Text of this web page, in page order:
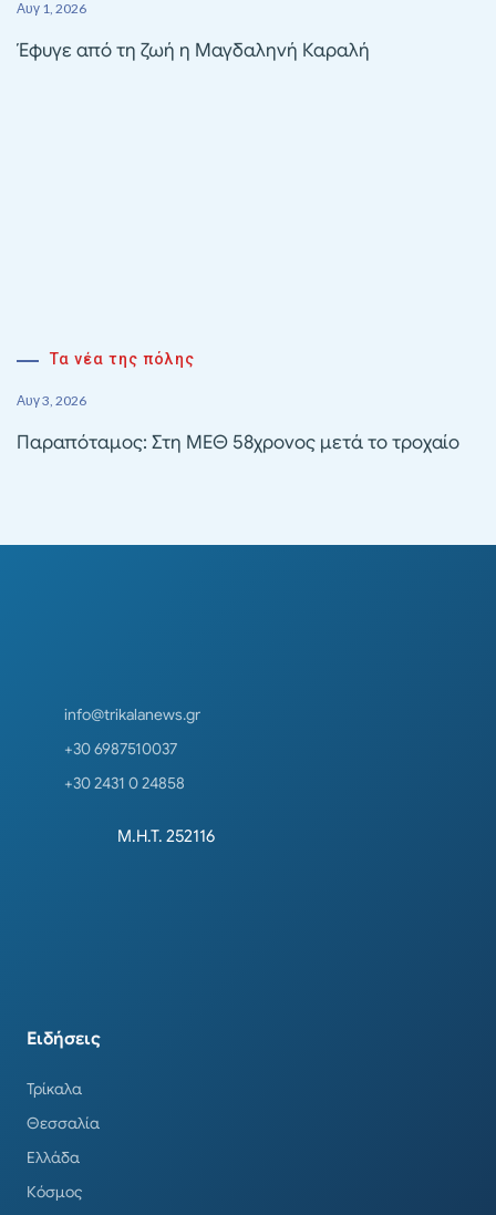
Αυγ 1, 2026
Έφυγε από τη ζωή η Μαγδαληνή Καραλή
Τα νέα της πόλης
Αυγ 3, 2026
Παραπόταμος: Στη ΜΕΘ 58χρονος μετά το τροχαίο
info@trikalanews.gr
+30 6987510037
+30 2431 0 24858
Μ.Η.Τ. 252116
Ειδήσεις
Τρίκαλα
Θεσσαλία
Ελλάδα
Κόσμος